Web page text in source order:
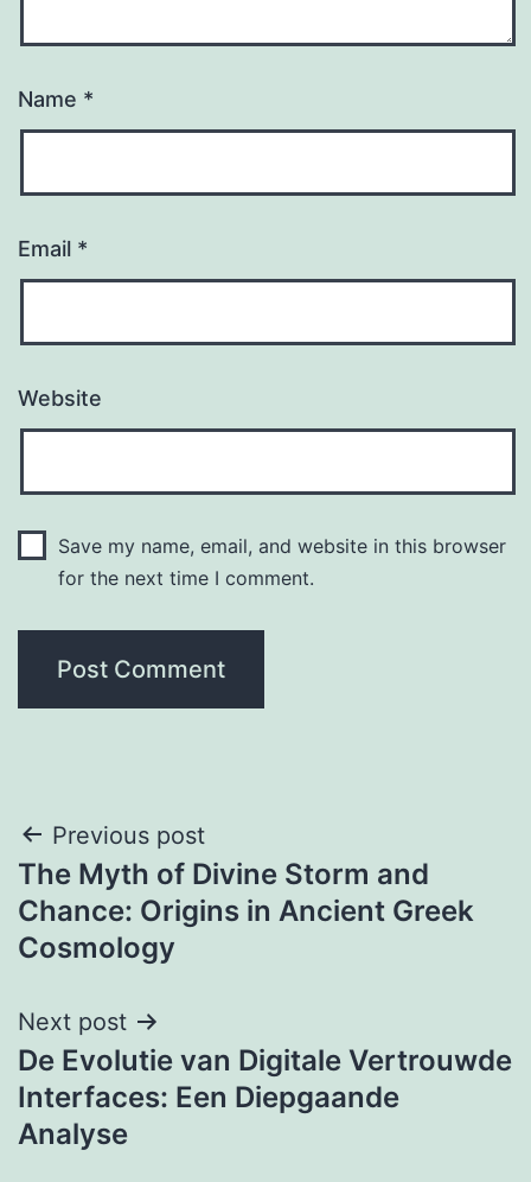
Name *
Email *
Website
Save my name, email, and website in this browser
for the next time I comment.
Post
navigation
Previous post
The Myth of Divine Storm and
Chance: Origins in Ancient Greek
Cosmology
Next post
De Evolutie van Digitale Vertrouwde
Interfaces: Een Diepgaande
Analyse